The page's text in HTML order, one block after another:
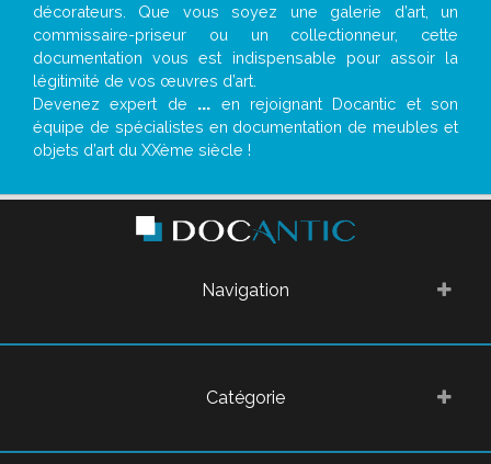
décorateurs. Que vous soyez une galerie d’art, un
commissaire-priseur ou un collectionneur, cette
documentation vous est indispensable pour assoir la
légitimité de vos œuvres d’art.
Devenez expert de ... en rejoignant Docantic et son
équipe de spécialistes en documentation de meubles et
objets d’art du XXème siècle !
Navigation
Catégorie